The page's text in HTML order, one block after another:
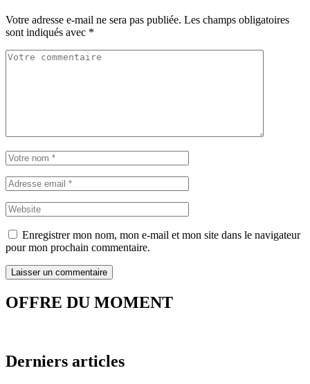
Votre adresse e-mail ne sera pas publiée. Les champs obligatoires
sont indiqués avec *
Enregistrer mon nom, mon e-mail et mon site dans le navigateur
pour mon prochain commentaire.
OFFRE DU MOMENT
Derniers articles